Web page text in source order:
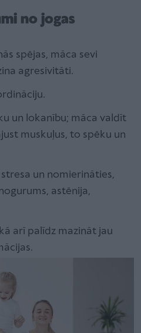
no jogas
spējas, māca sevi
agresivitāti.
un lokanību; māca valdīt
muskuļus, to spēku un
un nomierināties,
astēnija,
arī palīdz mazināt jau